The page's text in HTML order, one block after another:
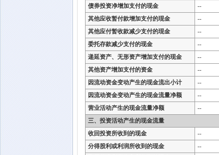
债券投资净增加支付的现金
--
其他应收暂付款增加支付的现金
--
其他应付暂收款减少支付的现金
--
委托存款减少支付的现金
--
递延资产、无形资产增加支付的现金
--
其他资产增加支付的资金
--
因流动资金变动产生的现金流出小计
--
因流动资金变动产生的现金流量净额
--
营业活动产生的现金流量净额
--
三、投资活动产生的现金流量
收回投资所收到的现金
--
分得股利或利润所收到的现金
--